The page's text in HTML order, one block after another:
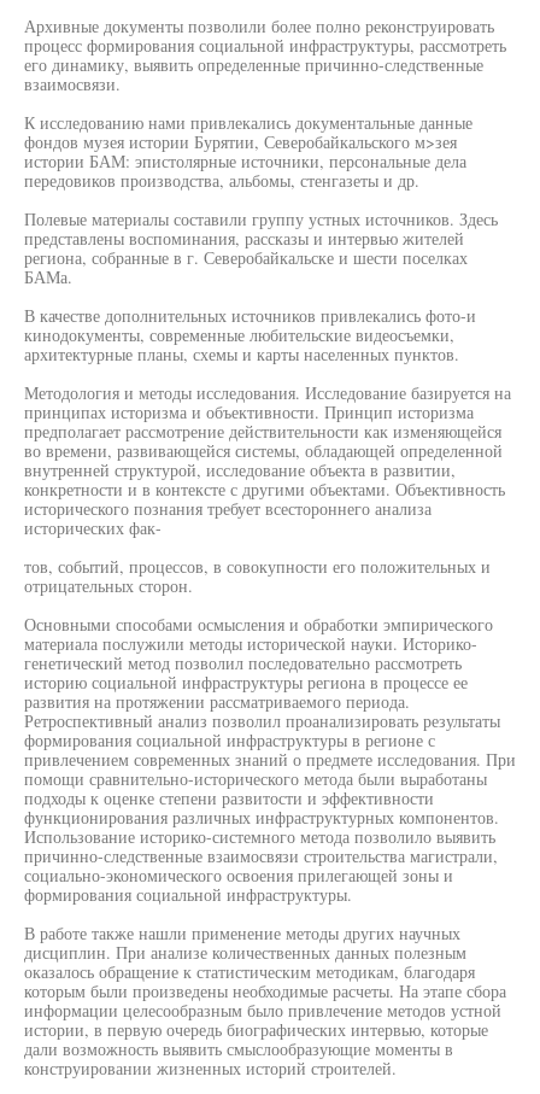
Архивные документы позволили более полно реконструировать
процесс формирования социальной инфраструктуры, рассмотреть
его динамику, выявить определенные причинно-следственные
взаимосвязи.
К исследованию нами привлекались документальные данные
фондов музея истории Бурятии, Северобайкальского м>зея
истории БАМ: эпистолярные источники, персональные дела
передовиков производства, альбомы, стенгазеты и др.
Полевые материалы составили группу устных источников. Здесь
представлены воспоминания, рассказы и интервью жителей
региона, собранные в г. Северобайкальске и шести поселках
БАМа.
В качестве дополнительных источников привлекались фото-и
кинодокументы, современные любительские видеосъемки,
архитектурные планы, схемы и карты населенных пунктов.
Методология и методы исследования. Исследование базируется на
принципах историзма и объективности. Принцип историзма
предполагает рассмотрение действительности как изменяющейся
во времени, развивающейся системы, обладающей определенной
внутренней структурой, исследование объекта в развитии,
конкретности и в контексте с другими объектами. Объективность
исторического познания требует всестороннего анализа
исторических фак-
тов, событий, процессов, в совокупности его положительных и
отрицательных сторон.
Основными способами осмысления и обработки эмпирического
материала послужили методы исторической науки. Историко-
генетический метод позволил последовательно рассмотреть
историю социальной инфраструктуры региона в процессе ее
развития на протяжении рассматриваемого периода.
Ретроспективный анализ позволил проанализировать результаты
формирования социальной инфраструктуры в регионе с
привлечением современных знаний о предмете исследования. При
помощи сравнительно-исторического метода были выработаны
подходы к оценке степени развитости и эффективности
функционирования различных инфраструктурных компонентов.
Использование историко-системного метода позволило выявить
причинно-следственные взаимосвязи строительства магистрали,
социально-экономического освоения прилегающей зоны и
формирования социальной инфраструктуры.
В работе также нашли применение методы других научных
дисциплин. При анализе количественных данных полезным
оказалось обращение к статистическим методикам, благодаря
которым были произведены необходимые расчеты. На этапе сбора
информации целесообразным было привлечение методов устной
истории, в первую очередь биографических интервью, которые
дали возможность выявить смыслообразующие моменты в
конструировании жизненных историй строителей.